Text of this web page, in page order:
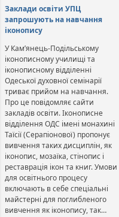
Заклади освіти УПЦ
запрошують на навчання
іконопису
У Кам’янець-Подільському
іконописному училищі та
іконописному відділенні
Одеської духовної семінарії
триває прийом на навчання.
Про це повідомляє сайти
закладів освіти. Іконописне
відділення ОДС імені монахині
Таїсії (Серапіонової) пропонує
вивчення таких дисциплін, як
іконопис, мозаїка, стінопис і
реставрація ікон та книг. Умови
для освітнього процесу
включають в себе спеціальні
майстерні для поглибленого
вивчення як іконопису, так…